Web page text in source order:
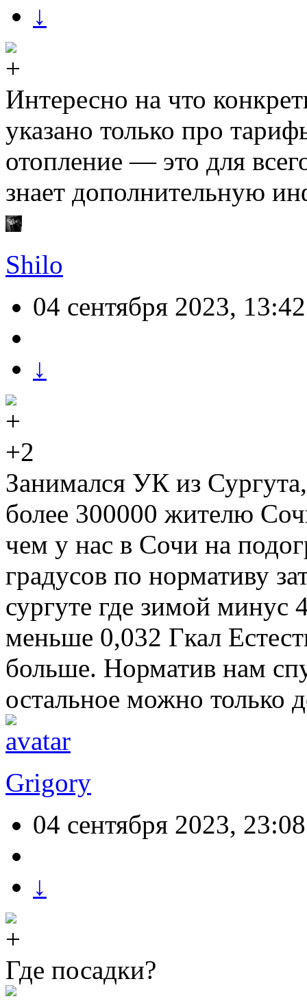
↓
Интересно на что
указано только про
отопление — это для
знает дополнительную
Shilo
04 сентября 2023, 13:42
↓
+2
Занимался УК из
более 300000 жителю
чем у нас в Сочи на
градусов по нормативу
сургуте где зимой минус
меньше 0,032 Гкал
больше. Норматив нам
остальное можно только
Grigory
04 сентября 2023, 23:08
↓
Где посадки?